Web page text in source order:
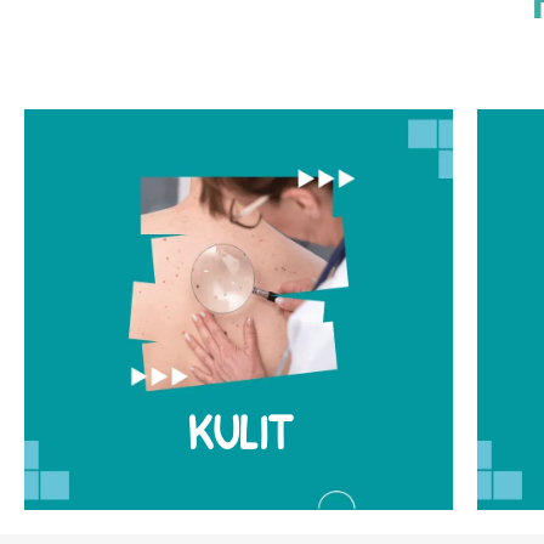
KULIT
Doktor-doktor kami yang mahir
dan berpengalaman mampu
mengenalpasti dan merawat
walau apa pun masalah kulit anda